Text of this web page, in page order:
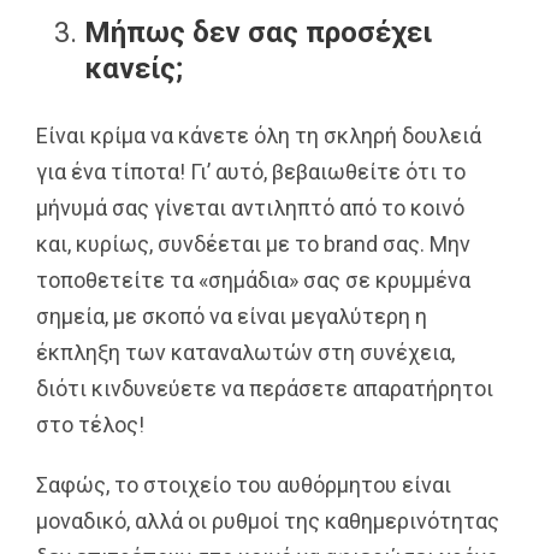
Μήπως δεν σας προσέχει
κανείς;
Είναι κρίμα να κάνετε όλη τη σκληρή δουλειά
για ένα τίποτα! Γι’ αυτό, βεβαιωθείτε ότι το
μήνυμά σας γίνεται αντιληπτό από το κοινό
και, κυρίως, συνδέεται με το brand σας. Μην
τοποθετείτε τα «σημάδια» σας σε κρυμμένα
σημεία, με σκοπό να είναι μεγαλύτερη η
έκπληξη των καταναλωτών στη συνέχεια,
διότι κινδυνεύετε να περάσετε απαρατήρητοι
στο τέλος!
Σαφώς, το στοιχείο του αυθόρμητου είναι
μοναδικό, αλλά οι ρυθμοί της καθημερινότητας